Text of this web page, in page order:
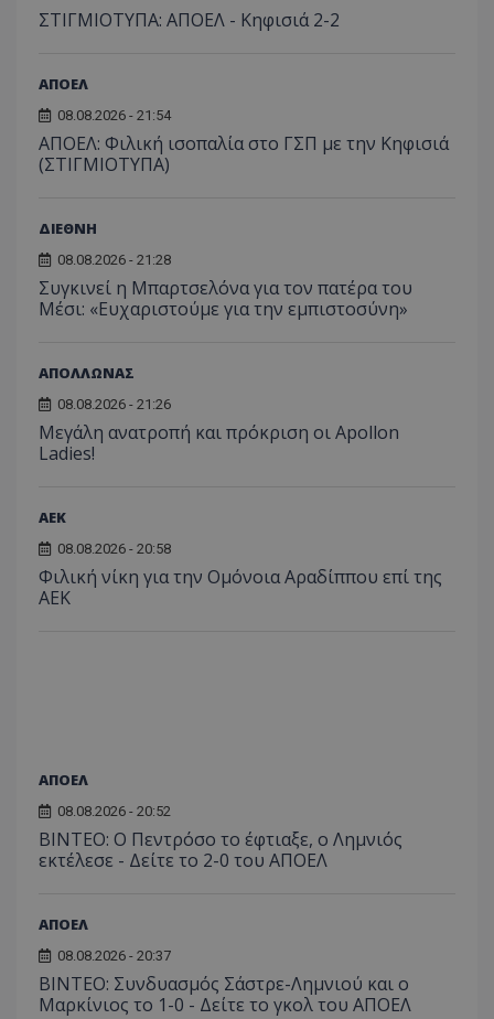
ΣΤΙΓΜΙΟΤΥΠΑ: ΑΠΟΕΛ - Κηφισιά 2-2
ΑΠΟΕΛ
08.08.2026 - 21:54
ΑΠΟΕΛ: Φιλική ισοπαλία στο ΓΣΠ με την Κηφισιά
(ΣΤΙΓΜΙΟΤΥΠΑ)
ΔΙΕΘΝΗ
08.08.2026 - 21:28
Συγκινεί η Μπαρτσελόνα για τον πατέρα του
Μέσι: «Ευχαριστούμε για την εμπιστοσύνη»
ΑΠΟΛΛΩΝΑΣ
08.08.2026 - 21:26
Μεγάλη ανατροπή και πρόκριση οι Apollon
Ladies!
ΑEK
08.08.2026 - 20:58
Φιλική νίκη για την Ομόνοια Αραδίππου επί της
ΑΕΚ
ΑΠΟΕΛ
08.08.2026 - 20:52
ΒΙΝΤΕΟ: Ο Πεντρόσο το έφτιαξε, ο Λημνιός
εκτέλεσε - Δείτε το 2-0 του ΑΠΟΕΛ
ΑΠΟΕΛ
08.08.2026 - 20:37
ΒΙΝΤΕΟ: Συνδυασμός Σάστρε-Λημνιού και ο
Μαρκίνιος το 1-0 - Δείτε το γκολ του ΑΠΟΕΛ